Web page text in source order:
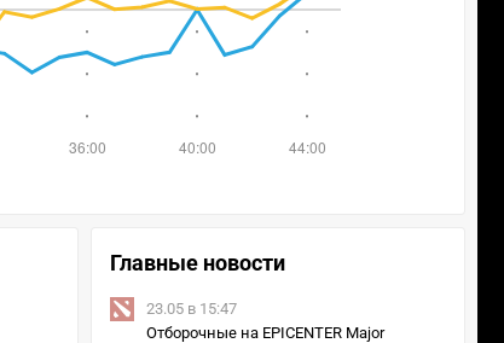
Главные новости
23.05 в 15:47
Отборочные на EPICENTER Major